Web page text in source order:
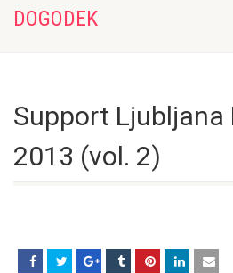
DOGODEK
Support Ljubljana
2013 (vol. 2)